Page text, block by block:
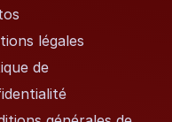
légales
de